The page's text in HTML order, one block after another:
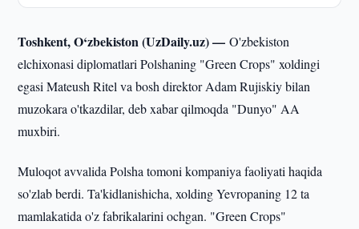
Toshkent, O‘zbekiston (UzDaily.uz) —O'zbekiston
elchixonasi diplomatlari Polshaning "Green Crops" xoldingi
egasi Mateush Ritel va bosh direktor Adam Rujiskiy bilan
muzokara o'tkazdilar, deb xabar qilmoqda "Dunyo" AA
muxbiri.
Muloqot avvalida Polsha tomoni kompaniya faoliyati haqida
so'zlab berdi. Ta'kidlanishicha, xolding Yevropaning 12 ta
mamlakatida o'z fabrikalarini ochgan. "Green Crops"